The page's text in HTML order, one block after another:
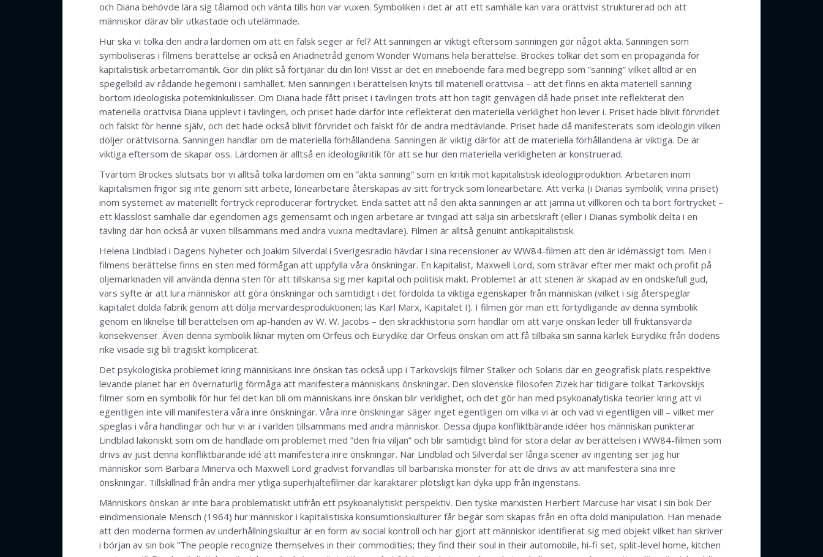
och Diana behövde lära sig tålamod och vänta tills hon var vuxen. Symboliken i det är att ett samhälle kan vara orättvist strukturerad och att
människor därav blir utkastade och utelämnade.
Hur ska vi tolka den andra lärdomen om att en falsk seger är fel? Att sanningen är viktigt eftersom sanningen gör något äkta. Sanningen som
symboliseras i filmens berättelse är också en Ariadnetråd genom Wonder Womans hela berättelse. Brockes tolkar det som en propaganda för
kapitalistisk arbetarromantik. Gör din plikt så förtjänar du din lön! Visst är det en inneboende fara med begrepp som ”sanning” vilket alltid är en
spegelbild av rådande hegemoni i samhället. Men sanningen i berättelsen knyts till materiell orättvisa – att det finns en äkta materiell sanning
bortom ideologiska potemkinkulisser. Om Diana hade fått priset i tävlingen trots att hon tagit genvägen då hade priset inte reflekterat den
materiella orättvisa Diana upplevt i tävlingen, och priset hade därför inte reflekterat den materiella verklighet hon lever i. Priset hade blivit förvridet
och falskt för henne själv, och det hade också blivit förvridet och falskt för de andra medtävlande. Priset hade då manifesterats som ideologin vilken
döljer orättvisorna. Sanningen handlar om de materiella förhållandena. Sanningen är viktig därför att de materiella förhållandena är viktiga. De är
viktiga eftersom de skapar oss. Lärdomen är alltså en ideologikritik för att se hur den materiella verkligheten är konstruerad.
Tvärtom Brockes slutsats bör vi alltså tolka lärdomen om en ”äkta sanning” som en kritik mot kapitalistisk ideologiproduktion. Arbetaren inom
kapitalismen frigör sig inte genom sitt arbete, lönearbetare återskapas av sitt förtryck som lönearbetare. Att verka (i Dianas symbolik; vinna priset)
inom systemet av materiellt förtryck reproducerar förtrycket. Enda sättet att nå den äkta sanningen är att jämna ut villkoren och ta bort förtrycket –
ett klasslöst samhälle där egendomen ägs gemensamt och ingen arbetare är tvingad att sälja sin arbetskraft (eller i Dianas symbolik delta i en
tävling där hon också är vuxen tillsammans med andra vuxna medtävlare). Filmen är alltså genuint antikapitalistisk.
Helena Lindblad i Dagens Nyheter och Joakim Silverdal i Sverigesradio hävdar i sina recensioner av WW84-filmen att den är idémässigt tom. Men i
filmens berättelse finns en sten med förmågan att uppfylla våra önskningar. En kapitalist, Maxwell Lord, som strävar efter mer makt och profit på
oljemarknaden vill använda denna sten för att tillskansa sig mer kapital och politisk makt. Problemet är att stenen är skapad av en ondskefull gud,
vars syfte är att lura människor att göra önskningar och samtidigt i det fördolda ta viktiga egenskaper från människan (vilket i sig återspeglar
kapitalet dolda fabrik genom att dölja mervärdesproduktionen; läs Karl Marx, Kapitalet I). I filmen gör man ett förtydligande av denna symbolik
genom en liknelse till berättelsen om ap-handen av W. W. Jacobs – den skräckhistoria som handlar om att varje önskan leder till fruktansvärda
konsekvenser. Även denna symbolik liknar myten om Orfeus och Eurydike där Orfeus önskan om att få tillbaka sin sanna kärlek Eurydike från dödens
rike visade sig bli tragiskt komplicerat.
Det psykologiska problemet kring människans inre önskan tas också upp i Tarkovskijs filmer Stalker och Solaris där en geografisk plats respektive
levande planet har en övernaturlig förmåga att manifestera människans önskningar. Den slovenske filosofen Zizek har tidigare tolkat Tarkovskijs
filmer som en symbolik för hur fel det kan bli om människans inre önskan blir verklighet, och det gör han med psykoanalytiska teorier kring att vi
egentligen inte vill manifestera våra inre önskningar. Våra inre önskningar säger inget egentligen om vilka vi är och vad vi egentligen vill – vilket mer
speglas i våra handlingar och hur vi är i världen tillsammans med andra människor. Dessa djupa konfliktbärande idéer hos människan punkterar
Lindblad lakoniskt som om de handlade om problemet med ”den fria viljan” och blir samtidigt blind för stora delar av berättelsen i WW84-filmen som
drivs av just denna konfliktbärande idé att manifestera inre önskningar. När Lindblad och Silverdal ser långa scener av ingenting ser jag hur
människor som Barbara Minerva och Maxwell Lord gradvist förvandlas till barbariska monster för att de drivs av att manifestera sina inre
önskningar. Tillskillnad från andra mer ytliga superhjältefilmer där karaktärer plötsligt kan dyka upp från ingenstans.
Människors önskan är inte bara problematiskt utifrån ett psykoanalytiskt perspektiv. Den tyske marxisten Herbert Marcuse har visat i sin bok Der
eindimensionale Mensch (1964) hur människor i kapitalistiska konsumtionskulturer får begär som skapas från en ofta dold manipulation. Han menade
att den moderna formen av underhållningskultur är en form av social kontroll och har gjort att människor identifierat sig med objekt vilket han skriver
i början av sin bok ”The people recognize themselves in their commodities; they find their soul in their automobile, hi-fi set, split-level home, kitchen